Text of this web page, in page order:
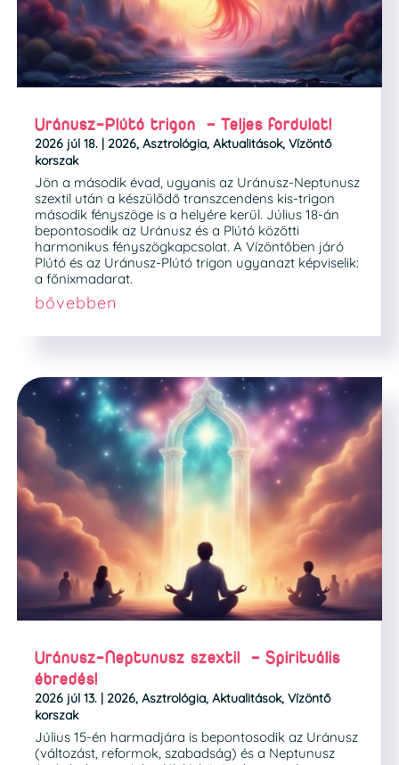
Uránusz-Plútó trigon – Teljes fordulat!
2026 júl 18. | 2026, Asztrológia, Aktualitások, Vízöntő
korszak
Jön a második évad, ugyanis az Uránusz-Neptunusz
szextil után a készülődő transzcendens kis-trigon
második fényszöge is a helyére kerül. Július 18-án
bepontosodik az Uránusz és a Plútó közötti
harmonikus fényszögkapcsolat. A Vízöntőben járó
Plútó és az Uránusz-Plútó trigon ugyanazt képviselik:
a főnixmadarat.
bővebben
Uránusz-Neptunusz szextil – Spirituális
ébredés!
2026 júl 13. | 2026, Asztrológia, Aktualitások, Vízöntő
korszak
Július 15-én harmadjára is bepontosodik az Uránusz
(változást, reformok, szabadság) és a Neptunusz